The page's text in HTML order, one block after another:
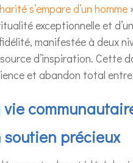
s’empare d’un homme
exceptionnelle et
manifestée à deux
d’inspiration. Cette
et abandon total entre
vie
soutien précieux